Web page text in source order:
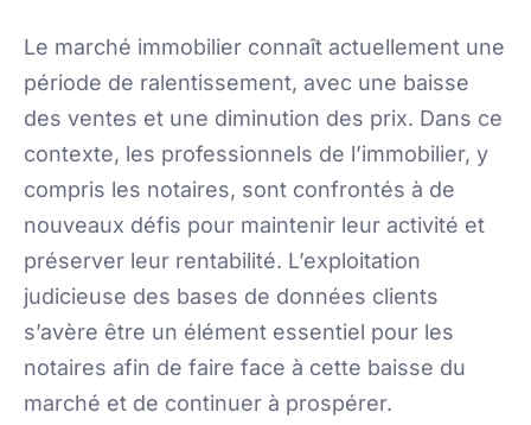
Le marché immobilier connaît actuellement une
période de ralentissement, avec une baisse
des ventes et une diminution des prix. Dans ce
contexte, les professionnels de l’immobilier, y
compris les notaires, sont confrontés à de
nouveaux défis pour maintenir leur activité et
préserver leur rentabilité. L’exploitation
judicieuse des bases de données clients
s’avère être un élément essentiel pour les
notaires afin de faire face à cette baisse du
marché et de continuer à prospérer.